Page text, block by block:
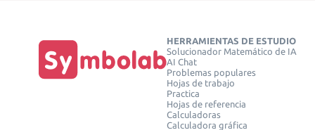
HERRAMIENTAS DE ESTUDIO
Solucionador Matemático de IA
AI Chat
Problemas populares
Hojas de trabajo
Practica
Hojas de referencia
Calculadoras
Calculadora gráfica